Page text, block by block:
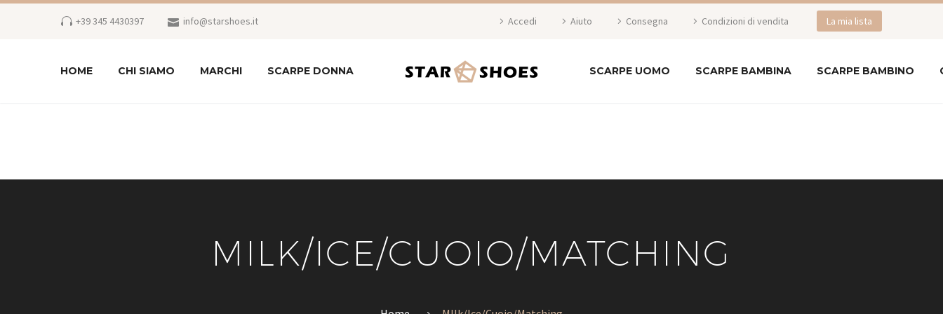
+39 345 4430397 info@starshoes.it Accedi Aiuto Consegna Condizioni di vendita La mia lista
HOME CHI SIAMO MARCHI SCARPE DONNA SCARPE UOMO SCARPE BAMBINA SCARPE BAMBINO
MILK/ICE/CUOIO/MATCHING